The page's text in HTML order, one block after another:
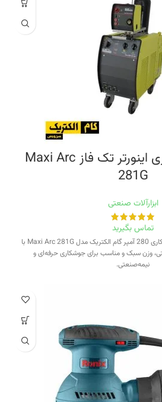
دستگاه جوشکاری اینورتر تک فاز Maxi Arc
281G
ابزارآلات صنعتی
تماس بگیرید
مشخصات و خرید اینورتر جوشکاری 280 آمپر گام الکتریک مدل Maxi Arc 281G با
وزن سبک و مناسب برای جوشکاری حرفه‌ای و
نیمه‌صنعتی.